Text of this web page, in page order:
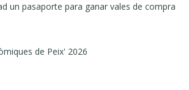
un pasaporte para ganar vales de compra
de Peix' 2026